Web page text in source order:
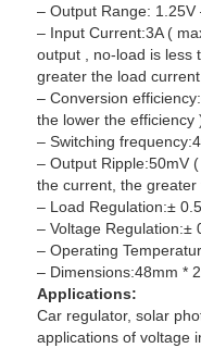
– Output Range: 1.25V
– Input Current:3A (
output , no-load is less
greater the load
– Conversion
the lower the efficiency
– Switching
– Output Ripple:50mV
the current, the greater
– Load Regulation:±
– Voltage Regulation:±
– Operating
– Dimensions:48mm *
Applications:
Car regulator, solar
applications of voltage